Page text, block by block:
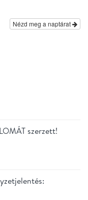
Nézd meg a naptárat
szerzett!